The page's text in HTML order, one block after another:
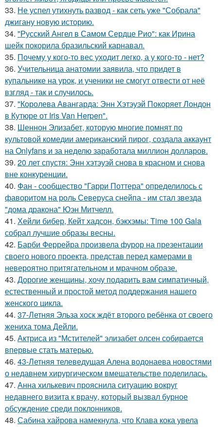
33. Не успел утихнуть развод - как сеть уже "Собрала"
джигану новую историю.
34. "Русский Ангел в Самом Сердце Рио": как Ирина
шейк покорила бразильский карнавал.
35. Почему у кого-то вес уходит легко, а у кого-то - нет?
36. Учительница анатомии заявила, что придет в
купальнике на урок, и ученики не смогут отвести от неё
взгляд - так и случилось.
37. "Королева Авангарда: Энн Хэтэуэй Покоряет Лондон
в Кутюре от Iris Van Herpen".
38. Шеннон Элизабет, которую многие помнят по
культовой комедии американский пирог, создала аккаунт
на Onlyfans и за неделю заработала миллион долларов.
39. 20 лет спустя: Энн хэтэуэй снова в красном и снова
вне конкуренции.
40. Фан - сообщество "Гарри Поттера" определилось с
фаворитом на роль Северуса снейпа - им стал звезда
"дома дракона" Юэн Митчелл.
41. Хейли бибер, Кейт хадсон, бэкхэмы: Time 100 Gala
собрал лучшие образы весны.
42. Барби Феррейра произвела фурор на презентации
своего нового проекта, представ перед камерами в
невероятно притягательном и мрачном образе.
43. Дорогие женщины, хочу подарить вам симпатичный,
естественный и простой метод поддержания нашего
женского цикла.
44. 37-Летняя Эльза хоск ждёт второго ребёнка от своего
жениха тома Дейли.
45. Актриса из "Мстителей" элизабет олсен собирается
впервые стать матерью.
46. 43-Летняя телеведущая Алена водонаева новостями
о недавнем хирургическом вмешательстве поделилась.
47. Анна хилькевич прояснила ситуацию вокруг
недавнего визита к врачу, который вызвал бурное
обсуждение среди поклонников.
48. Сабина хайрова намекнула, что Клава кока увела